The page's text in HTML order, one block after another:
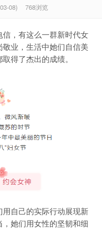
08) 768浏览
，有这么一群新时代女
业，生活中她们自信美
得了杰出的成绩。
自己的实际行动展现新
她们用女性的坚韧和细